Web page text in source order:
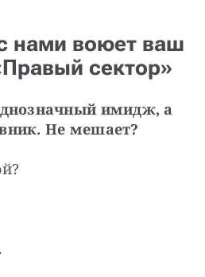
нами воюет ваш
сектор»
имидж, а
Не мешает?